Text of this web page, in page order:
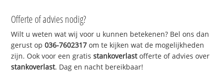
Offerte of advies nodig?
Wilt u weten wat wij voor u kunnen betekenen? Bel ons dan
gerust op036-7602317 om te kijken wat de mogelijkheden
zijn. Ook voor een gratisstankoverlastofferte of advies over
stankoverlast. Dag en nacht bereikbaar!